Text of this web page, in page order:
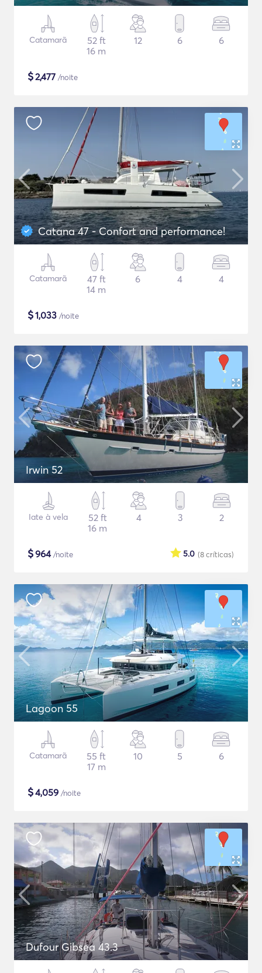
Catamarã
52 ft
16 m
12 6 6
$2,477 /noite
Catana 47 - Confort and performance!
Catamarã
47 ft
14 m
6 4 4
$1,033 /noite
Irwin 52
Iate à vela
52 ft
16 m
4 3 2
$964/noite (8críticas)
5.0
Lagoon 55
Catamarã
55 ft
17 m
10 5 6
$4,059 /noite
Dufour Gibsea 43.3